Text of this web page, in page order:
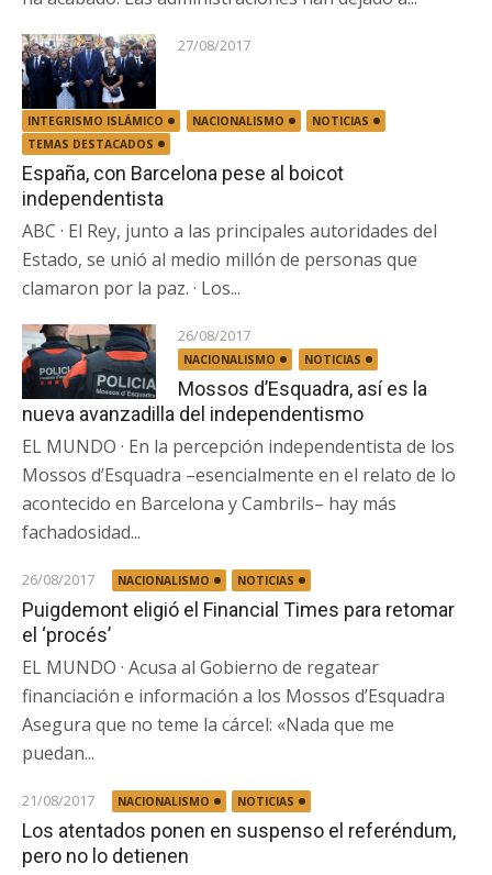
27/08/2017
INTEGRISMO ISLÁMICO NACIONALISMO
NOTICIAS
TEMAS DESTACADOS
España, con Barcelona pese al boicot
independentista
ABC · El Rey, junto a las principales autoridades del
Estado, se unió al medio millón de personas que
clamaron por la paz. · Los...
26/08/2017
NACIONALISMO NOTICIAS
Mossos d’Esquadra, así es la
nueva avanzadilla del independentismo
EL MUNDO · En la percepción independentista de los
Mossos d’Esquadra –esencialmente en el relato de lo
acontecido en Barcelona y Cambrils– hay más
fachadosidad...
26/08/2017 NACIONALISMO NOTICIAS
Puigdemont eligió el Financial Times para retomar
el ‘procés’
EL MUNDO · Acusa al Gobierno de regatear
financiación e información a los Mossos d’Esquadra
Asegura que no teme la cárcel: «Nada que me
puedan...
21/08/2017 NACIONALISMO NOTICIAS
Los atentados ponen en suspenso el referéndum,
pero no lo detienen